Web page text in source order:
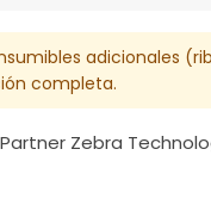
adicionales
completa.
Zebra